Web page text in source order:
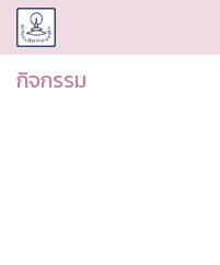
CUDAA
กิจกรรม